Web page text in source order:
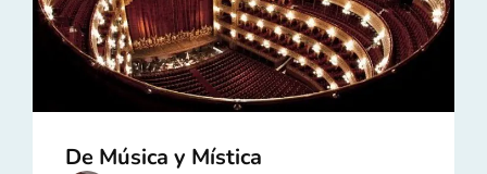
De Música y Mística